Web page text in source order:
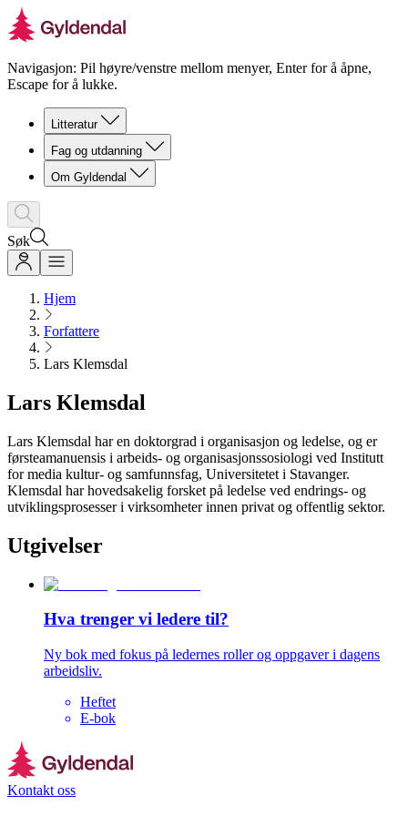
Navigasjon: Pil høyre/venstre mellom menyer, Enter for å åpne,
Escape for å lukke.
Litteratur
Fag og utdanning
Om Gyldendal
Søk
Hjem
Forfattere
Lars Klemsdal
Lars Klemsdal
Lars Klemsdal har en doktorgrad i organisasjon og ledelse, og er
førsteamanuensis i arbeids- og organisasjonssosiologi ved Institutt
for media kultur- og samfunnsfag, Universitetet i Stavanger.
Klemsdal har hovedsakelig forsket på ledelse ved endrings- og
utviklingsprosesser i virksomheter innen privat og offentlig sektor.
Utgivelser
Hva trenger vi ledere til?
Ny bok med fokus på ledernes roller og oppgaver i dagens
arbeidsliv.
Heftet
E-bok
Kontakt oss